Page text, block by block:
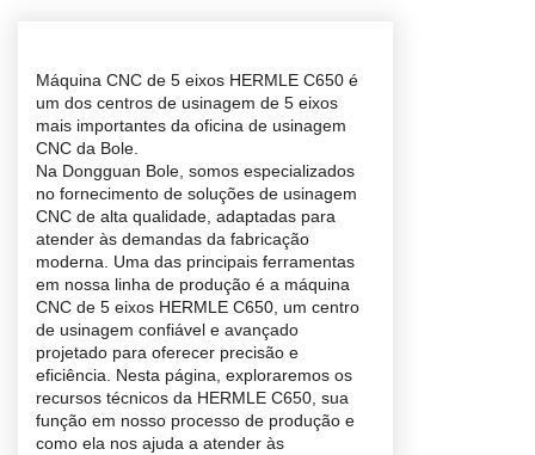
Máquina CNC de 5 eixos HERMLE C650 é
um dos centros de usinagem de 5 eixos
mais importantes da oficina de usinagem
CNC da Bole.
Na Dongguan Bole, somos especializados
no fornecimento de soluções de usinagem
CNC de alta qualidade, adaptadas para
atender às demandas da fabricação
moderna. Uma das principais ferramentas
em nossa linha de produção é a máquina
CNC de 5 eixos HERMLE C650, um centro
de usinagem confiável e avançado
projetado para oferecer precisão e
eficiência. Nesta página, exploraremos os
recursos técnicos da HERMLE C650, sua
função em nosso processo de produção e
como ela nos ajuda a atender às